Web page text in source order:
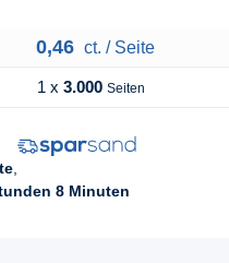
0,46 ct. / Seite
1 x 3.000 Seiten
8 Minuten